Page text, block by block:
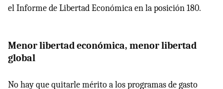
el Informe de Libertad Económica en la posición 180.
Menor libertad económica, menor libertad
global
No hay que quitarle mérito a los programas de gasto